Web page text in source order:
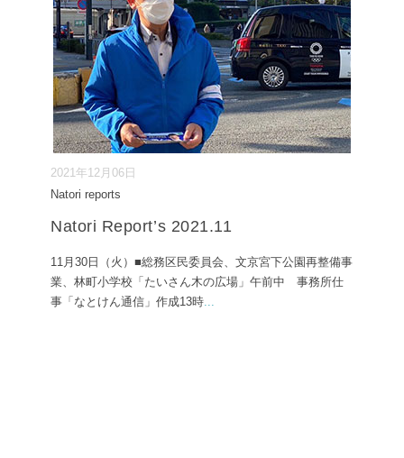
2021年12月06日
Natori reports
Natori Report’s 2021.11
11月30日（火）■総務区民委員会、文京宮下公園再整備事
業、林町小学校「たいさん木の広場」午前中 事務所仕
事「なとけん通信」作成13時